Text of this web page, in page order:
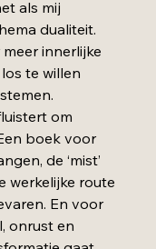
als mij
dualiteit.
innerlijke
te willen
om
boek voor
de ‘mist’
werkelijke route
En voor
onrust en